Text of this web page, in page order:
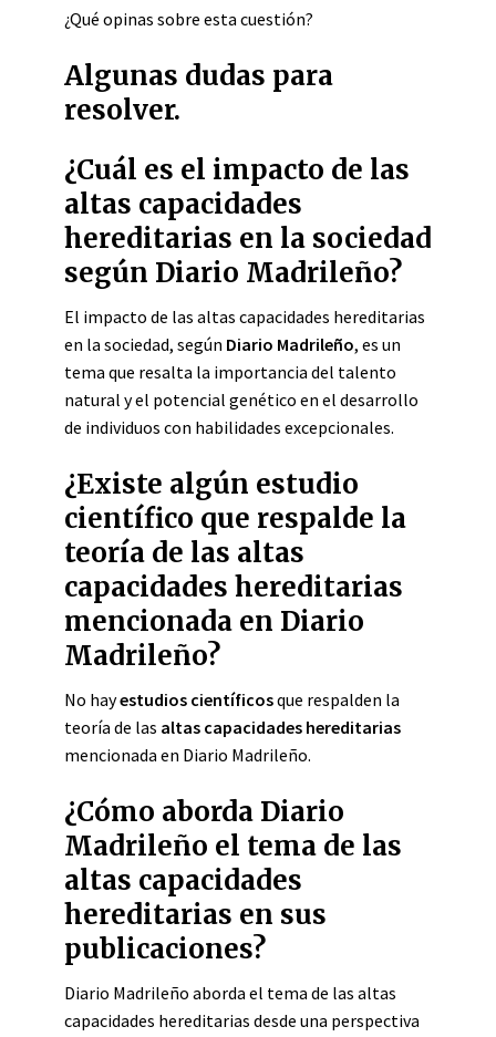
¿Qué opinas sobre esta cuestión?
Algunas dudas para
resolver.
¿Cuál es el impacto de las
altas capacidades
hereditarias en la sociedad
según Diario Madrileño?
El impacto de las altas capacidades hereditarias
en la sociedad, según Diario Madrileño, es un
tema que resalta la importancia del talento
natural y el potencial genético en el desarrollo
de individuos con habilidades excepcionales.
¿Existe algún estudio
científico que respalde la
teoría de las altas
capacidades hereditarias
mencionada en Diario
Madrileño?
No hayestudios científicosque respalden la
teoría de las altas capacidades hereditarias
mencionada en Diario Madrileño.
¿Cómo aborda Diario
Madrileño el tema de las
altas capacidades
hereditarias en sus
publicaciones?
Diario Madrileño aborda el tema de las altas
capacidades hereditarias desde una perspectiva